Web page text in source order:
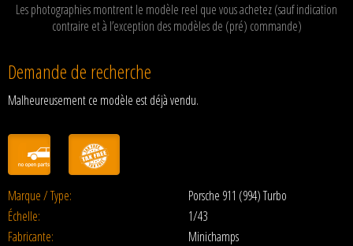
Les photographies montrent le modèle reel que vous achetez (sauf indication
contraire et à l’exception des modèles de (pré) commande)
Demande de recherche
Malheureusement ce modèle est déjà vendu.
Marque / Type:
Porsche 911 (994) Turbo
Échelle:
1/43
Fabricante:
Minichamps